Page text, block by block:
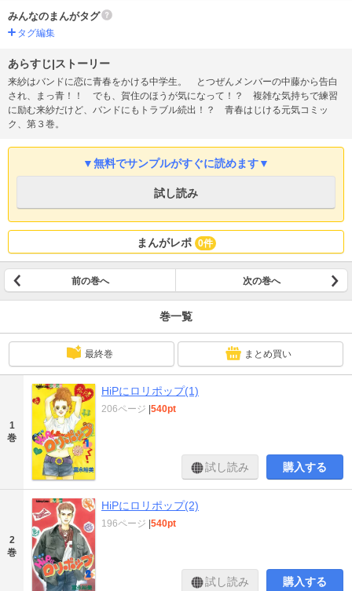
みんなのまんがタグ
タグ編集
あらすじ|ストーリー
来紗はバンドに恋に青春をかける中学生。 とつぜんメンバーの中藤から告白
され、まっ青！！ でも、賀住のほうが気になって！？ 複雑な気持ちで練習
に励む来紗だけど、バンドにもトラブル続出！？ 青春はじける元気コミッ
ク、第３巻。
▼無料でサンプルがすぐに読めます▼
試し読み
まんがレポ 0件
前の巻へ 次の巻へ
巻一覧
最終巻 まとめ買い
1
巻
HiPにロリポップ(1)
206ページ |540pt
試し読み 購入する
2
巻
HiPにロリポップ(2)
196ページ |540pt
試し読み 購入する